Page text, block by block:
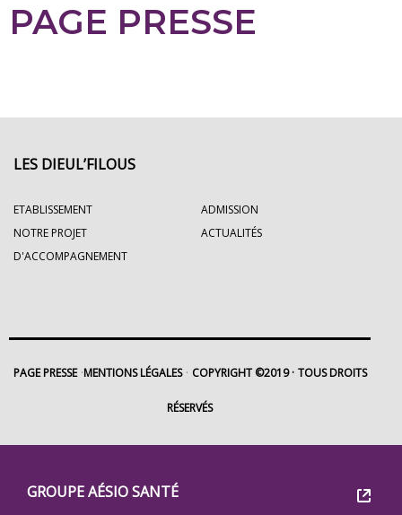
PAGE PRESSE
Groupe
GROUPE AÉSIO SANTÉ
LES DIEUL’FILOUS
ETABLISSEMENT
ADMISSION
NOTRE PROJET
D'ACCOMPAGNEMENT
ACTUALITÉS
PAGE PRESSE MENTIONS LÉGALES COPYRIGHT ©2019 TOUS DROITS
RÉSERVÉS